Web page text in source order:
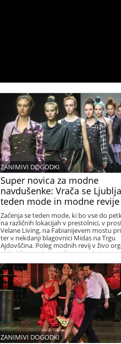
Super novica za modne
navdušenke: Vrača se
teden mode in modne revije
ZANIMIVI DOGODKI
Začenja se teden mode, ki bo vse do
na različnih lokacijah v prestolnici, v
Velane Living, na Fabianijevem mostu
ter v nekdanji blagovnici Midas na Trgu
Ajdovščina. Poleg modnih revij v živo
obljubljajo tudi dogodke s poudarkom
ZANIMIVI DOGODKI